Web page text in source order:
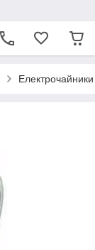
Електрочайники